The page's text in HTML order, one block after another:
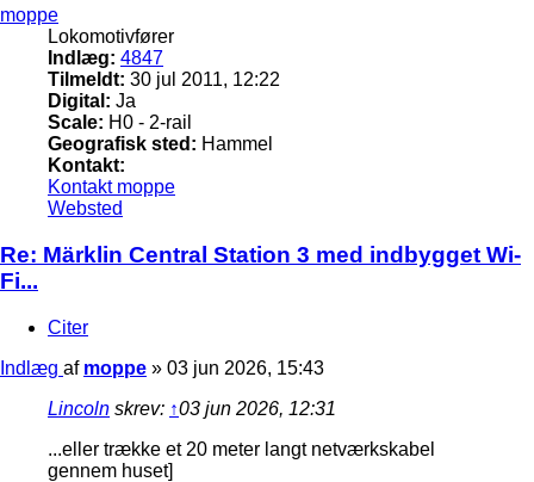
moppe
Lokomotivfører
Indlæg: 4847
Tilmeldt: 30 jul 2011, 12:22
Digital: Ja
Scale: H0 - 2-rail
Geografisk sted: Hammel
Kontakt:
Kontakt moppe
Websted
Re: Märklin Central Station 3 med indbygget Wi-
Fi...
Citer
Indlæg af moppe » 03 jun 2026, 15:43
Lincoln skrev: ↑03 jun 2026, 12:31
...eller trække et 20 meter langt netværkskabel
gennem huset]